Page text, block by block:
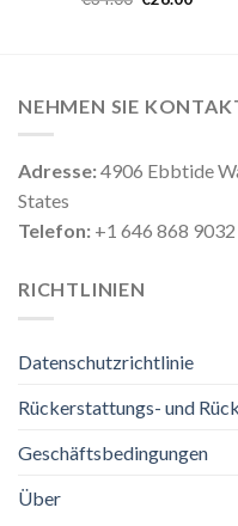
NEHMEN SIE
Adresse:4906 Ebbtide
States
Telefon: +1 646 868 9032
RICHTLINIEN
Datenschutzrichtlinie
Rückerstattungs- und
Geschäftsbedingungen
Über